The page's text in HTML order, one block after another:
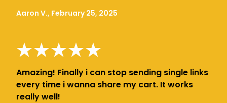
Aaron V., February 25, 2025
Amazing! Finally i can stop sending single links
every time i wanna share my cart. It works
really well!